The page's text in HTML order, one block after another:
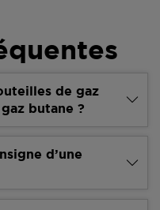
de gaz
butane ?
d’une